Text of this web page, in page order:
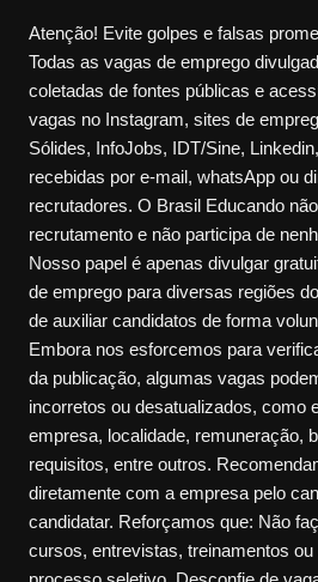
Atenção! Evite golpes e falsas
Todas as vagas de emprego
coletadas de fontes públicas e
vagas no Instagram, sites de
Sólides, InfoJobs, IDT/Sine,
recebidas por e-mail, whatsApp ou
recrutadores. O Brasil Educando
recrutamento e não participa de
Nosso papel é apenas divulgar
de emprego para diversas regiões
de auxiliar candidatos de forma
Embora nos esforcemos para
da publicação, algumas vagas
incorretos ou desatualizados, como
empresa, localidade, remuneração,
requisitos, entre outros.
diretamente com a empresa pelo
candidatar. Reforçamos que: Não
cursos, entrevistas, treinamentos ou